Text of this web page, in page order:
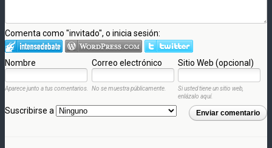
Comenta como "invitado", o inicia sesión:
Nombre Correo electrónico Sitio Web (opcional)
Aparece junto a tus comentarios. No se muestra públicamente.
Si usted tiene un sitio web,
enlázalo aquí.
Enviar comentario
Suscribirse a